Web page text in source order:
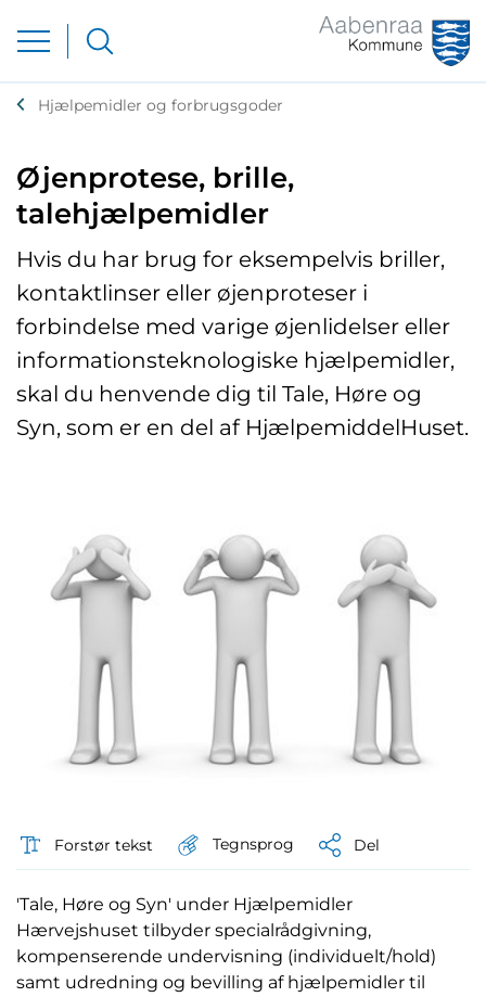
Hjælpemidler og forbrugsgoder
Øjenprotese, brille,
talehjælpemidler
Hvis du har brug for eksempelvis briller,
kontaktlinser eller øjenproteser i
forbindelse med varige øjenlidelser eller
informationsteknologiske hjælpemidler,
skal du henvende dig til Tale, Høre og
Syn, som er en del af HjælpemiddelHuset.
Forstør tekst Tegnsprog Del
'Tale, Høre og Syn' under Hjælpemidler
Hærvejshuset tilbyder specialrådgivning,
kompenserende undervisning (individuelt/hold)
samt udredning og bevilling af hjælpemidler til